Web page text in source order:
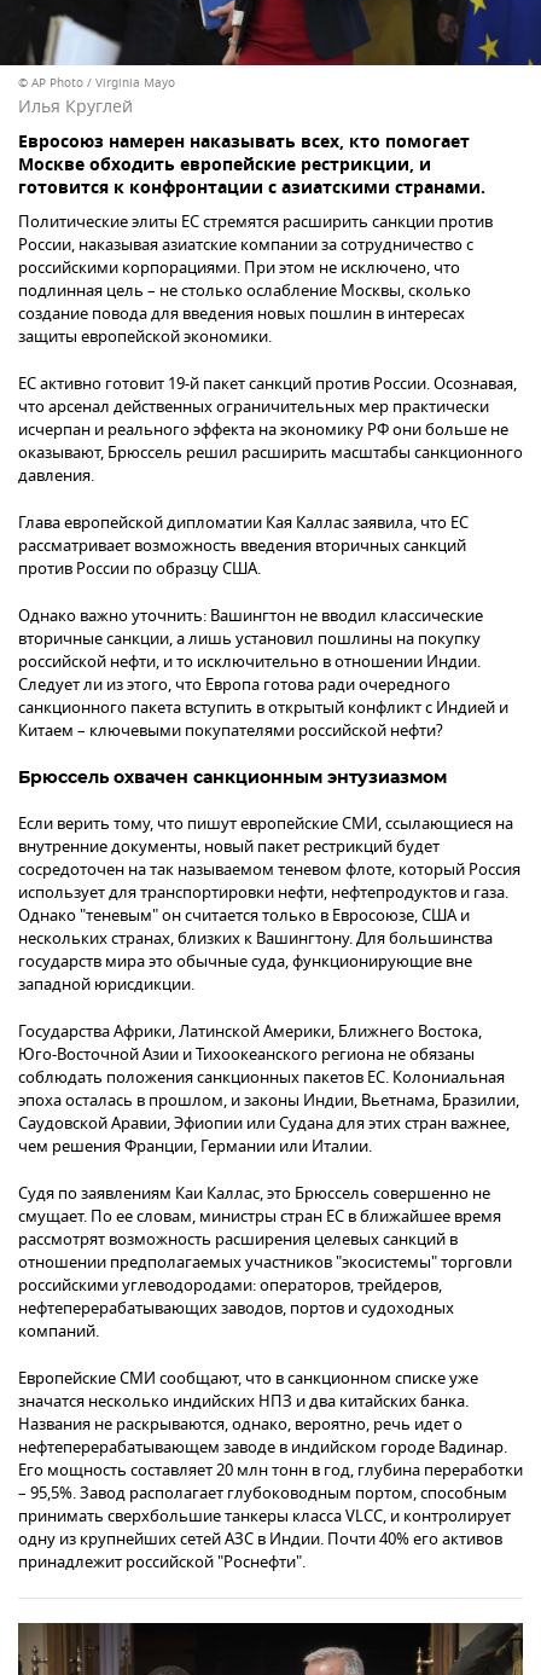
© AP Photo / Virginia Mayo
Илья Круглей
Евросоюз намерен наказывать всех, кто помогает
Москве обходить европейские рестрикции, и
готовится к конфронтации с азиатскими странами.
Политические элиты ЕС стремятся расширить санкции против
России, наказывая азиатские компании за сотрудничество с
российскими корпорациями. При этом не исключено, что
подлинная цель – не столько ослабление Москвы, сколько
создание повода для введения новых пошлин в интересах
защиты европейской экономики.
ЕС активно готовит 19-й пакет санкций против России. Осознавая,
что арсенал действенных ограничительных мер практически
исчерпан и реального эффекта на экономику РФ они больше не
оказывают, Брюссель решил расширить масштабы санкционного
давления.
Глава европейской дипломатии Кая Каллас заявила, что ЕС
рассматривает возможность введения вторичных санкций
против России по образцу США.
Однако важно уточнить: Вашингтон не вводил классические
вторичные санкции, а лишь установил пошлины на покупку
российской нефти, и то исключительно в отношении Индии.
Следует ли из этого, что Европа готова ради очередного
санкционного пакета вступить в открытый конфликт с Индией и
Китаем – ключевыми покупателями российской нефти?
Брюссель охвачен санкционным энтузиазмом
Если верить тому, что пишут европейские СМИ, ссылающиеся на
внутренние документы, новый пакет рестрикций будет
сосредоточен на так называемом теневом флоте, который Россия
использует для транспортировки нефти, нефтепродуктов и газа.
Однако "теневым" он считается только в Евросоюзе, США и
нескольких странах, близких к Вашингтону. Для большинства
государств мира это обычные суда, функционирующие вне
западной юрисдикции.
Государства Африки, Латинской Америки, Ближнего Востока,
Юго-Восточной Азии и Тихоокеанского региона не обязаны
соблюдать положения санкционных пакетов ЕС. Колониальная
эпоха осталась в прошлом, и законы Индии, Вьетнама, Бразилии,
Саудовской Аравии, Эфиопии или Судана для этих стран важнее,
чем решения Франции, Германии или Италии.
Судя по заявлениям Каи Каллас, это Брюссель совершенно не
смущает. По ее словам, министры стран ЕС в ближайшее время
рассмотрят возможность расширения целевых санкций в
отношении предполагаемых участников "экосистемы" торговли
российскими углеводородами: операторов, трейдеров,
нефтеперерабатывающих заводов, портов и судоходных
компаний.
Европейские СМИ сообщают, что в санкционном списке уже
значатся несколько индийских НПЗ и два китайских банка.
Названия не раскрываются, однако, вероятно, речь идет о
нефтеперерабатывающем заводе в индийском городе Вадинар.
Его мощность составляет 20 млн тонн в год, глубина переработки
– 95,5%. Завод располагает глубоководным портом, способным
принимать сверхбольшие танкеры класса VLCC, и контролирует
одну из крупнейших сетей АЗС в Индии. Почти 40% его активов
принадлежит российской "Роснефти".